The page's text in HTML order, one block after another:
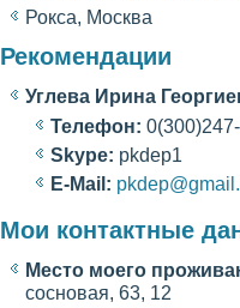
Рокса, Москва
Рекомендации
Углева Ирина
Телефон:
Skype: pkdep1
E-Mail:
Мои контактные
Место моегο
сοсновая, 63, 12